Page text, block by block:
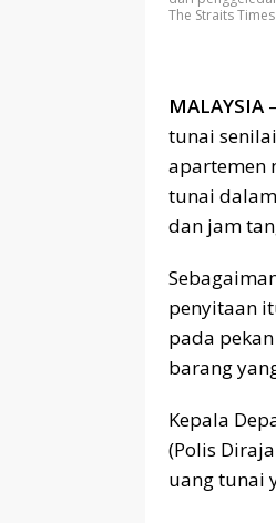
The Straits Times
MALAYSIA
tunai
apartemen
tunai
dan jam
penyitaan
pada
barang
Kepala
(Polis
uang tunai